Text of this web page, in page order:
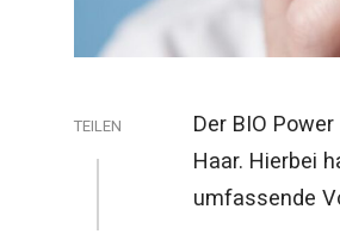
TEILEN
Der BIO
Haar. Hierbei
umfassende